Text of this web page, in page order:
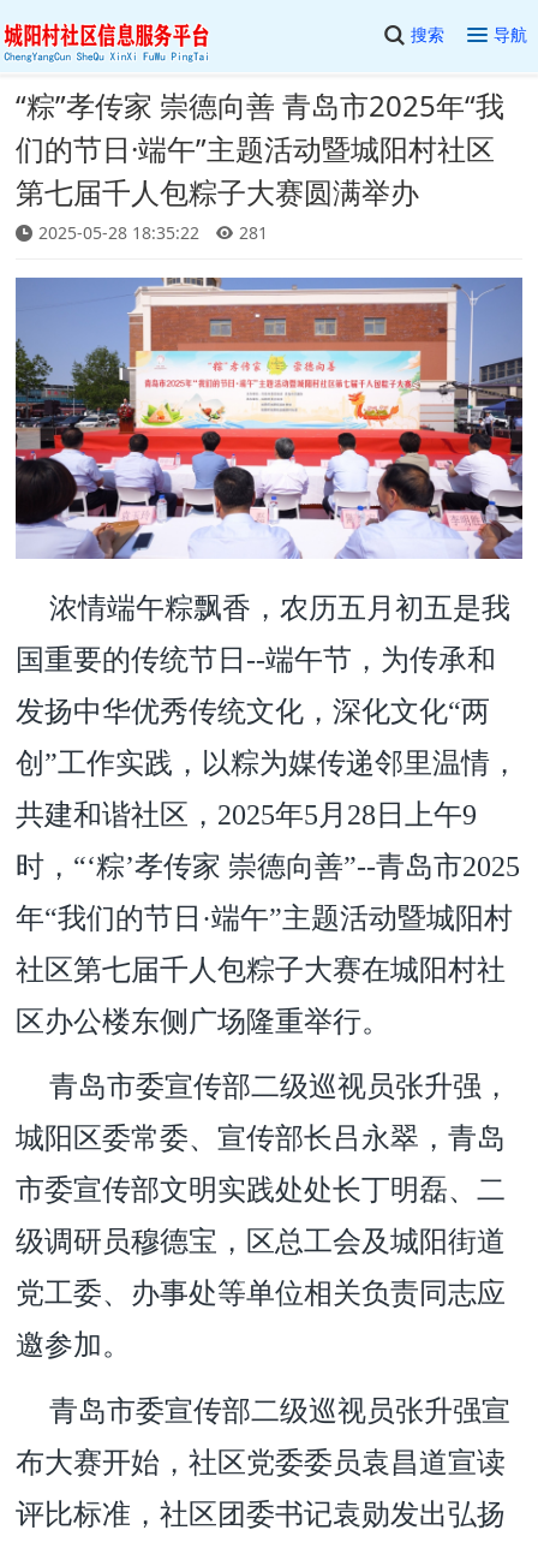
搜索 导航
“粽”孝传家 崇德向善 青岛市2025年“我
们的节日·端午”主题活动暨城阳村社区
第七届千人包粽子大赛圆满举办
2025-05-28 18:35:22 281
浓情端午粽飘香，农历五月初五是我
国重要的传统节日--端午节，为传承和
发扬中华优秀传统文化，深化文化“两
创”工作实践，以粽为媒传递邻里温情 ，
共建和谐社区， 2025年5月28日上午9
时，“‘粽’孝传家 崇德向善”--青岛市2025
年“我们的节日·端午”主题活动暨城阳村
社区第七届千人包粽子大赛在城阳村社
区办公楼东侧广场隆重举行。
青岛市委宣传部二级巡视员张升强，
城阳区委常委、宣传部长吕永翠，青岛
市委宣传部文明实践处处长丁明磊、二
级调研员穆德宝，区总工会及城阳街道
党工委、办事处等单位相关负责同志应
邀参加。
青岛市委宣传部二级巡视员张升强宣
布大赛开始，社区党委委员袁昌道宣读
评比标准，社区团委书记袁勋发出弘扬